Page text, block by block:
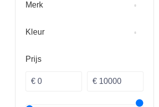
Merk
Kleur
Prijs